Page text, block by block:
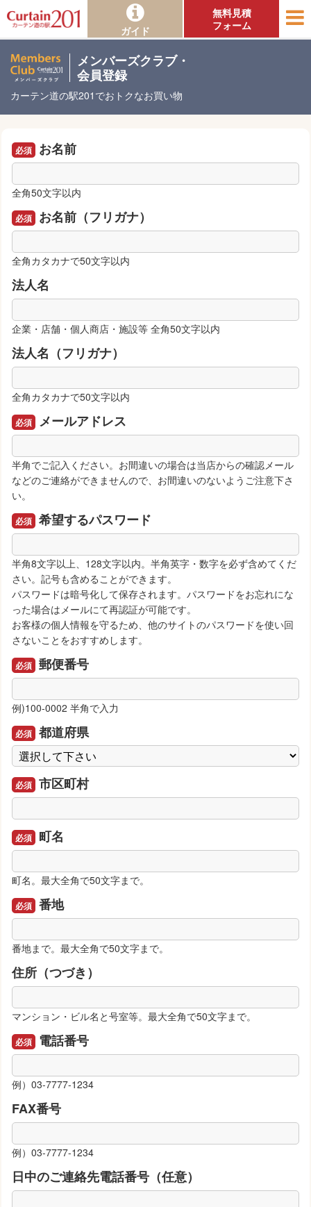
ガイド
無料見積
フォーム
メンバーズクラブ・
会員登録
カーテン道の駅201でおトクなお買い物
お名前
全角50文字以内
お名前（フリガナ）
全角カタカナで50文字以内
法人名
企業・店舗・個人商店・施設等 全角50文字以内
法人名（フリガナ）
全角カタカナで50文字以内
メールアドレス
半角でご記入ください。お間違いの場合は当店からの確認メール
などのご連絡ができませんので、お間違いのないようご注意下さ
い。
希望するパスワード
半角8文字以上、128文字以内。半角英字・数字を必ず含めてくだ
さい。記号も含めることができます。
パスワードは暗号化して保存されます。パスワードをお忘れにな
った場合はメールにて再認証が可能です。
お客様の個人情報を守るため、他のサイトのパスワードを使い回
さないことをおすすめします。
郵便番号
例)100-0002 半角で入力
都道府県
市区町村
町名
町名。最大全角で50文字まで。
番地
番地まで。最大全角で50文字まで。
住所（つづき）
マンション・ビル名と号室等。最大全角で50文字まで。
電話番号
例）03-7777-1234
FAX番号
例）03-7777-1234
日中のご連絡先電話番号（任意）